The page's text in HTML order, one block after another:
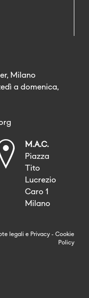
Milano
a domenica,
M.A.C.
Piazza
Tito
Lucrezio
Caro 1
Milano
legali e Privacy - Cookie
Policy